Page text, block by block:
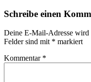
Schreibe einen
Deine E-Mail-Adresse
Felder sind mit * markiert
Kommentar *